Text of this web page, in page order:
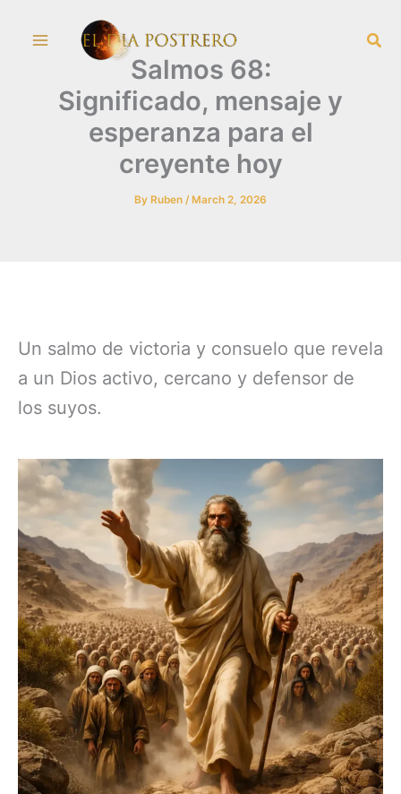
Salmos 68:
Significado, mensaje y
esperanza para el
creyente hoy
By Ruben / March 2, 2026
Un salmo de victoria y consuelo que revela
a un Dios activo, cercano y defensor de
los suyos.